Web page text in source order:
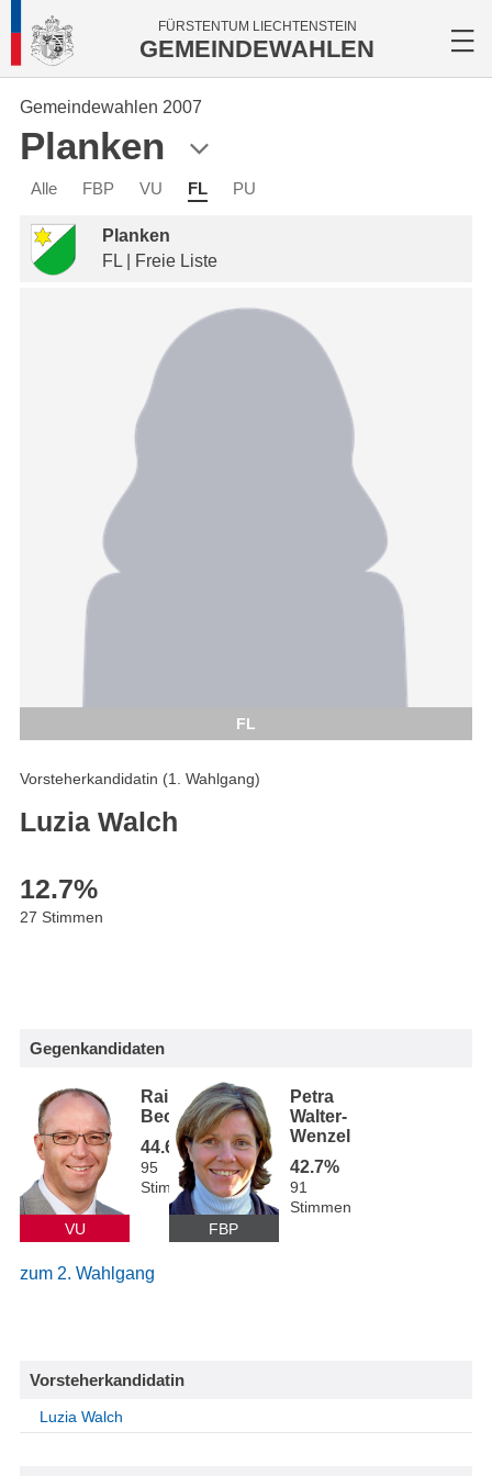
FÜRSTENTUM LIECHTENSTEIN
GEMEINDEWAHLEN
Gemeindewahlen 2007
Planken
Alle FBP VU FL PU
Planken
FL | Freie Liste
FL
Vorsteherkandidatin (1. Wahlgang)
Luzia Walch
12.7%
27 Stimmen
Gegenkandidaten
VU
Rainer
Beck
44.6%
95
Stimmen
FBP
Petra
Walter-
Wenzel
42.7%
91
Stimmen
zum 2. Wahlgang
Vorsteherkandidatin
Luzia Walch